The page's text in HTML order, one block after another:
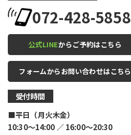
072-428-5858
公式LINEからご予約はこちら
フォームからお問い合わせはこちら
受付時間
■平日（月火木金）
10:30〜14:00 ／ 16:00〜20:30